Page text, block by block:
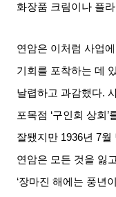
화장품 크림이나 플
연암은 이처럼 사업
기회를 포착하는 데
날렵하고 과감했다.
포목점 ‘구인회 상회 ’
잘됐지만 1936년 7월
연암은 모든 것을 잃
‘장마진 해에는 풍년